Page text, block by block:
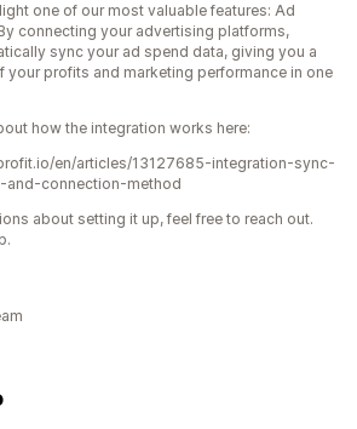
one of our most valuable features: Ad
connecting your advertising platforms,
sync your ad spend data, giving you a
your profits and marketing performance in one
how the integration works here:
en/articles/13127685-integration-sync-
and-connection-method
about setting it up, feel free to reach out.